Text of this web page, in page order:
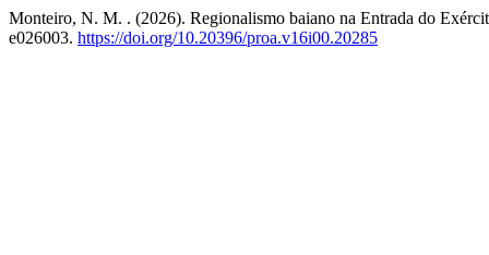
Monteiro, N. M. . (2026). Regionalismo baiano na Entrada do
e026003. https://doi.org/10.20396/proa.v16i00.20285